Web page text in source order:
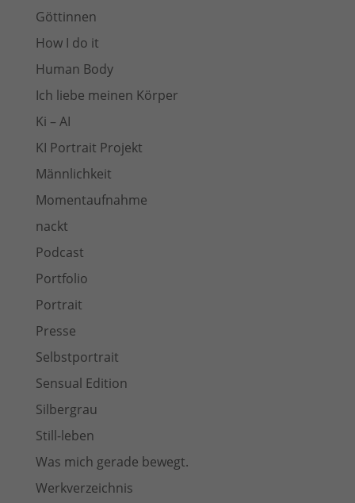
Göttinnen
How I do it
Human Body
Ich liebe meinen Körper
Ki – AI
KI Portrait Projekt
Männlichkeit
Momentaufnahme
nackt
Podcast
Portfolio
Portrait
Presse
Selbstportrait
Sensual Edition
Silbergrau
Still-leben
Was mich gerade bewegt.
Werkverzeichnis